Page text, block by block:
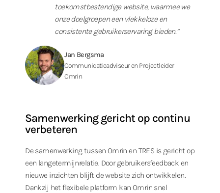
toekomstbestendige website, waarmee we
onze doelgroepen een vlekkeloze en
consistente gebruikerservaring bieden.”
Jan Bergsma
Communicatieadviseur en Projectleider
Omrin
Samenwerking gericht op continu
verbeteren
De samenwerking tussen Omrin en TRES is gericht op
een langetermijnrelatie. Door gebruikersfeedback en
nieuwe inzichten blijft de website zich ontwikkelen.
Dankzij het flexibele platform kan Omrin snel